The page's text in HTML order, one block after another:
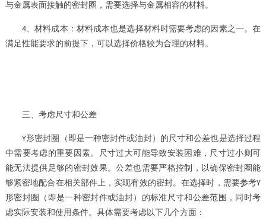
与金属表面接触的密封圈，需要选择与金属相容的材料。
4、材料成本：材料成本也是选择材料时需要考虑的因素之一。在
满足性能要求的前提下，可以选择价格较为合理的材料。
三、考虑尺寸和公差
Y形密封圈（即是一种密封件或油封） 的尺寸和公差也是选择过程
中需要考虑的重要因素。尺寸过大可能导致安装困难，尺寸过小则可
能无法提供足够的密封效果。公差也需要严格控制，以确保密封圈能
够紧密地配合在相关部件上，实现有效的密封。在选择时，需要参考Y
形密封圈（即是一种密封件或油封） 的标准尺寸和公差范围，同时考
虑实际安装和使用条件。具体需要考虑以下几个方面：